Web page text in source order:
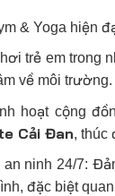
& Yoga hiện
trẻ em trong
về môi trường.
hoạt cộng
Cải Đan, thúc
an ninh 24/7:
đặc biệt